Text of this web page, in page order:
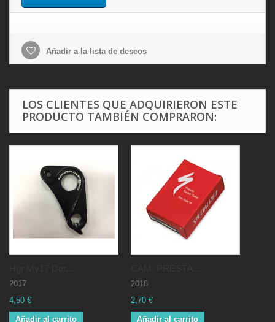
Añadir a la lista de deseos
LOS CLIENTES QUE ADQUIRIERON ESTE
PRODUCTO TAMBIÉN COMPRARON:
2017
4,50 €
Añadir al carrito
2018
2,70 €
Añadir al carrito